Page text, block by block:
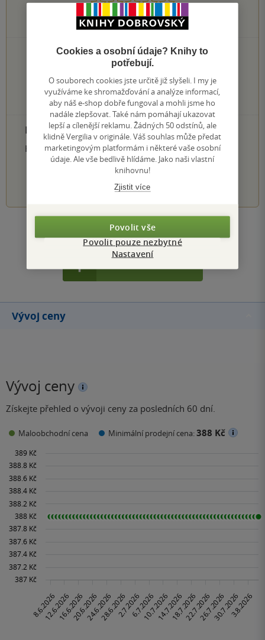
0hodnocení čtenářů
0×
5 hvězdiček
0×
4 hvězdičky
0×
3 hvězdičky
0×
2 hvězdičky
0×
1 hvezdička
PŘIDEJTE SVÉ HODNOCENÍ PRODUKTU
Hodnocení našich knihkupců: 0.0 z 5
Zobrazit všechna hodnocení
Vývoj ceny
Vývoj ceny
Získejte přehled o vývoji ceny za posledních 60 dní.
Maloobchodní cena Minimální prodejní cena:388 Kč
Cookies a osobní údaje? Knihy to
potřebují.
O souborech cookies jste určitě již slyšeli. I my je
využíváme ke shromažďování a analýze informací,
aby náš e-shop dobře fungoval a mohli jsme ho
nadále zlepšovat. Také nám pomáhají ukazovat
lepší a cílenější reklamu. Žádných 50 odstínů, ale
klidně Vergilia v originále. Váš souhlas může předat
marketingovým platformám i některé vaše osobní
údaje. Ale vše bedlivě hlídáme. Jako naši vlastní
knihovnu!
Zjistit více
Povolit vše
Povolit pouze nezbytné
Nastavení